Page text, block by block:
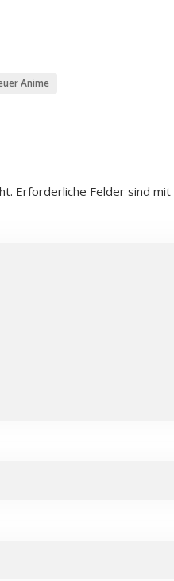
Anime
Erforderliche Felder sind mit